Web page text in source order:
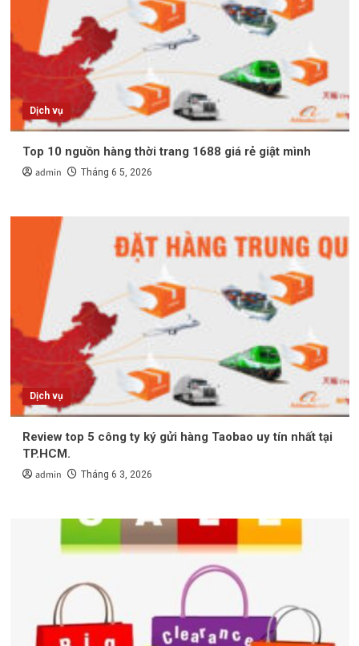
Dịch vụ
Top 10 nguồn hàng thời trang 1688 giá rẻ giật mình
admin Tháng 6 5, 2026
Dịch vụ
Review top 5 công ty ký gửi hàng Taobao uy tín nhất tại
TP.HCM.
admin Tháng 6 3, 2026